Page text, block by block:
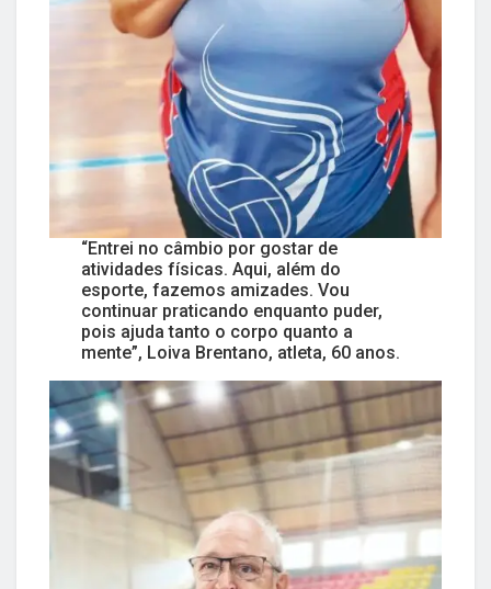
“Entrei no câmbio por gostar de
atividades físicas. Aqui, além do
esporte, fazemos amizades. Vou
continuar praticando enquanto puder,
pois ajuda tanto o corpo quanto a
mente”, Loiva Brentano, atleta, 60 anos.